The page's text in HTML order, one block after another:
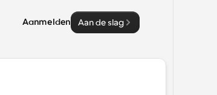
Aanmelden Aan de slag